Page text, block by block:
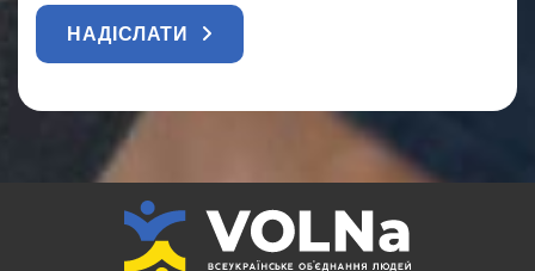
НАДІСЛАТИ